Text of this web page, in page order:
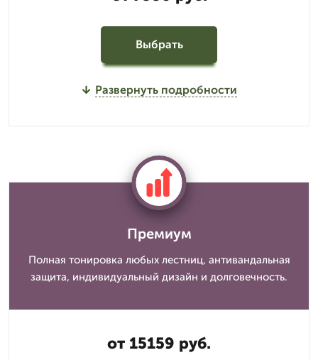
Выбрать
Развернуть подробности
Премиум
Полная тонировка любых лестниц, антивандальная
защита, индивидуальный дизайн и долговечность.
от 15159 руб.